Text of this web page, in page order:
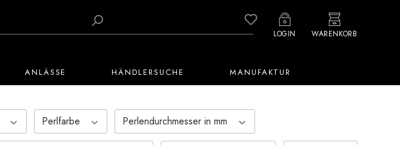
Du hast 0 Produkte auf dem
LOGIN WARENKORB
ANLÄSSE HÄNDLERSUCHE MANUFAKTUR
Perlfarbe Perlendurchmesser in mm